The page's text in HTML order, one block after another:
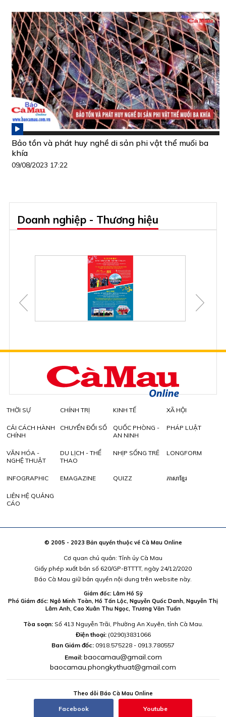
Bảo tồn và phát huy nghề di sản phi vật thể muối ba
khía
09/08/2023 17:22
Doanh nghiệp - Thương hiệu
THỜI SỰ CHÍNH TRỊ KINH TẾ XÃ HỘI
CẢI CÁCH HÀNH
CHÍNH
CHUYỂN ĐỔI SỐ
QUỐC PHÒNG -
AN NINH
PHÁP LUẬT
VĂN HÓA -
NGHỆ THUẬT
DU LỊCH - THỂ
THAO
NHỊP SỐNG TRẺ LONGFORM
INFOGRAPHIC EMAGAZINE QUIZZ ភាសាខ្មែរ
LIÊN HỆ QUẢNG
CÁO
© 2005 - 2023 Bản quyền thuộc về Cà Mau Online
Cơ quan chủ quản: Tỉnh ủy Cà Mau
Giấy phép xuất bản số 620/GP-BTTTT, ngày 24/12/2020
Báo Cà Mau giữ bản quyền nội dung trên website này.
Giám đốc: Lâm Hồ Sỹ
Phó Giám đốc: Ngô Minh Toàn, Hồ Tấn Lộc, Nguyễn Quốc Danh, Nguyễn Thị
Lâm Anh, Cao Xuân Thu Ngọc, Trương Văn Tuấn
Tòa soạn:Số 413 Nguyễn Trãi, Phường An Xuyên, tỉnh Cà Mau.
Điện thoại: (0290)3831066
Ban Giám đốc: 0918.575228 - 0913.780557
Email: baocamau@gmail.com
baocamau.phongkythuat@gmail.com
Theo dõi Báo Cà Mau Online
Facebook Youtube